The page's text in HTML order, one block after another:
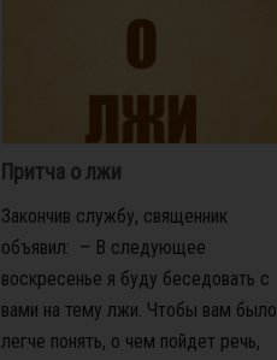
Притча о лжи
Закончив службу, священник
объявил: – В следующее
воскресенье я буду беседовать с
вами на тему лжи. Чтобы вам было
легче понять, о чем пойдет речь,